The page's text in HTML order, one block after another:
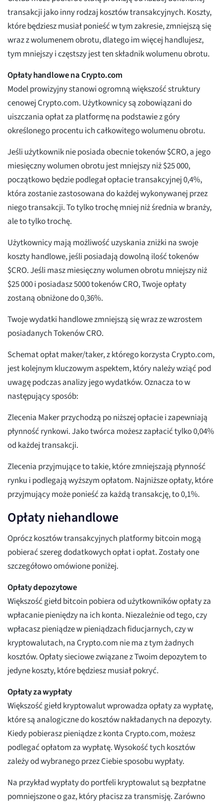
transakcji jako inny rodzaj kosztów transakcyjnych. Koszty,
które będziesz musiał ponieść w tym zakresie, zmniejszą się
wraz z wolumenem obrotu, dlatego im więcej handlujesz,
tym mniejszy i częstszy jest ten składnik wolumenu obrotu.
Opłaty handlowe na Crypto.com
Model prowizyjny stanowi ogromną większość struktury
cenowej Crypto.com. Użytkownicy są zobowiązani do
uiszczania opłat za platformę na podstawie z góry
określonego procentu ich całkowitego wolumenu obrotu.
Jeśli użytkownik nie posiada obecnie tokenów $CRO, a jego
miesięczny wolumen obrotu jest mniejszy niż $25 000,
początkowo będzie podlegał opłacie transakcyjnej 0,4%,
która zostanie zastosowana do każdej wykonywanej przez
niego transakcji. To tylko trochę mniej niż średnia w branży,
ale to tylko trochę.
Użytkownicy mają możliwość uzyskania zniżki na swoje
koszty handlowe, jeśli posiadają dowolną ilość tokenów
$CRO. Jeśli masz miesięczny wolumen obrotu mniejszy niż
$25 000 i posiadasz 5000 tokenów CRO, Twoje opłaty
zostaną obniżone do 0,36%.
Twoje wydatki handlowe zmniejszą się wraz ze wzrostem
posiadanych Tokenów CRO.
Schemat opłat maker/taker, z którego korzysta Crypto.com,
jest kolejnym kluczowym aspektem, który należy wziąć pod
uwagę podczas analizy jego wydatków. Oznacza to w
następujący sposób:
Zlecenia Maker przychodzą po niższej opłacie i zapewniają
płynność rynkowi. Jako twórca możesz zapłacić tylko 0,04%
od każdej transakcji.
Zlecenia przyjmujące to takie, które zmniejszają płynność
rynku i podlegają wyższym opłatom. Najniższe opłaty, które
przyjmujący może ponieść za każdą transakcję, to 0,1%.
Opłaty niehandlowe
Oprócz kosztów transakcyjnych platformy bitcoin mogą
pobierać szereg dodatkowych opłat i opłat. Zostały one
szczegółowo omówione poniżej.
Opłaty depozytowe
Większość giełd bitcoin pobiera od użytkowników opłaty za
wpłacanie pieniędzy na ich konta. Niezależnie od tego, czy
wpłacasz pieniądze w pieniądzach fiducjarnych, czy w
kryptowalutach, na Crypto.com nie ma z tym żadnych
kosztów. Opłaty sieciowe związane z Twoim depozytem to
jedyne koszty, które będziesz musiał pokryć.
Opłaty za wypłaty
Większość giełd kryptowalut wprowadza opłaty za wypłatę,
które są analogiczne do kosztów nakładanych na depozyty.
Kiedy pobierasz pieniądze z konta Crypto.com, możesz
podlegać opłatom za wypłatę. Wysokość tych kosztów
zależy od wybranego przez Ciebie sposobu wypłaty.
Na przykład wypłaty do portfeli kryptowalut są bezpłatne
pomniejszone o gaz, który płacisz za transmisję. Zarówno